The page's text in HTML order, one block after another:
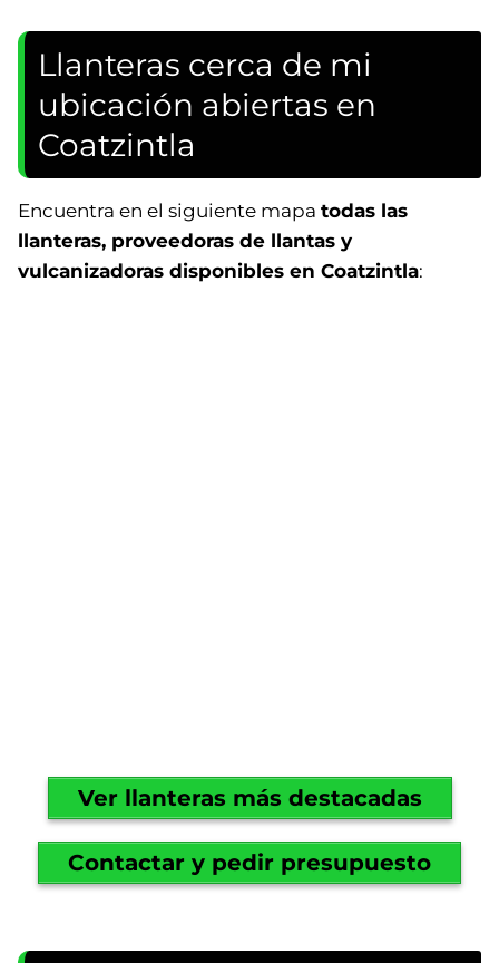
Llanteras cerca de mi
ubicación abiertas en
Coatzintla
Encuentra en el siguiente mapa todas las
llanteras, proveedoras de llantas y
vulcanizadoras disponibles en Coatzintla:
Ver llanteras más destacadas
Contactar y pedir presupuesto